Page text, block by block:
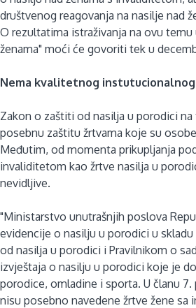
društvenog reagovanja na nasilje nad
O rezultatima istraživanja na ovu temu
ženama" moći će govoriti tek u
Nema kvalitetnog
Zakon o zaštiti od nasilja u porodici
posebnu zaštitu žrtvama koje su
Međutim, od momenta prikupljanja
invaliditetom kao žrtve nasilja u
nevidljive.
"Ministarstvo unutrašnjih poslova
evidencije o nasilju u porodici u
od nasilja u porodici i Pravilnikom o
izvještaja o nasilju u porodici koje je
porodice, omladine i sporta. U članu
nisu posebno navedene žrtve žene sa